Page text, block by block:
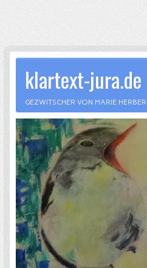
klartext-jura.de
GEZWITSCHER VON MARIE